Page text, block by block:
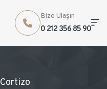
Bize Ulaşın
0 212 356 85 90
Cortizo